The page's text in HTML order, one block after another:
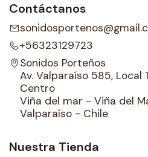
Contáctanos
+56323129723
Sonidos Porteños
Av. Valparaíso 585, Local
Centro
Viña del mar - Viña del
Valparaíso - Chile
Nuestra Tienda